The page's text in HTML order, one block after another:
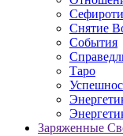
Снятие
События
Таро
Заряженные